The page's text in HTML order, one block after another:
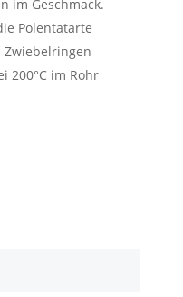
im Geschmack.
Polentatarte
200°C im Rohr